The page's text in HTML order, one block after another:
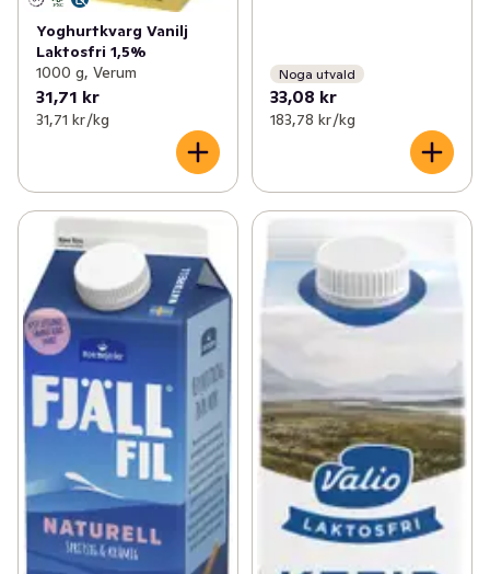
Yoghurtkvarg Vanilj
Laktosfri 1,5%
1000 g, Verum
31,71 kr
31,71 kr /kg
Noga utvald
33,08 kr
183,78 kr /kg